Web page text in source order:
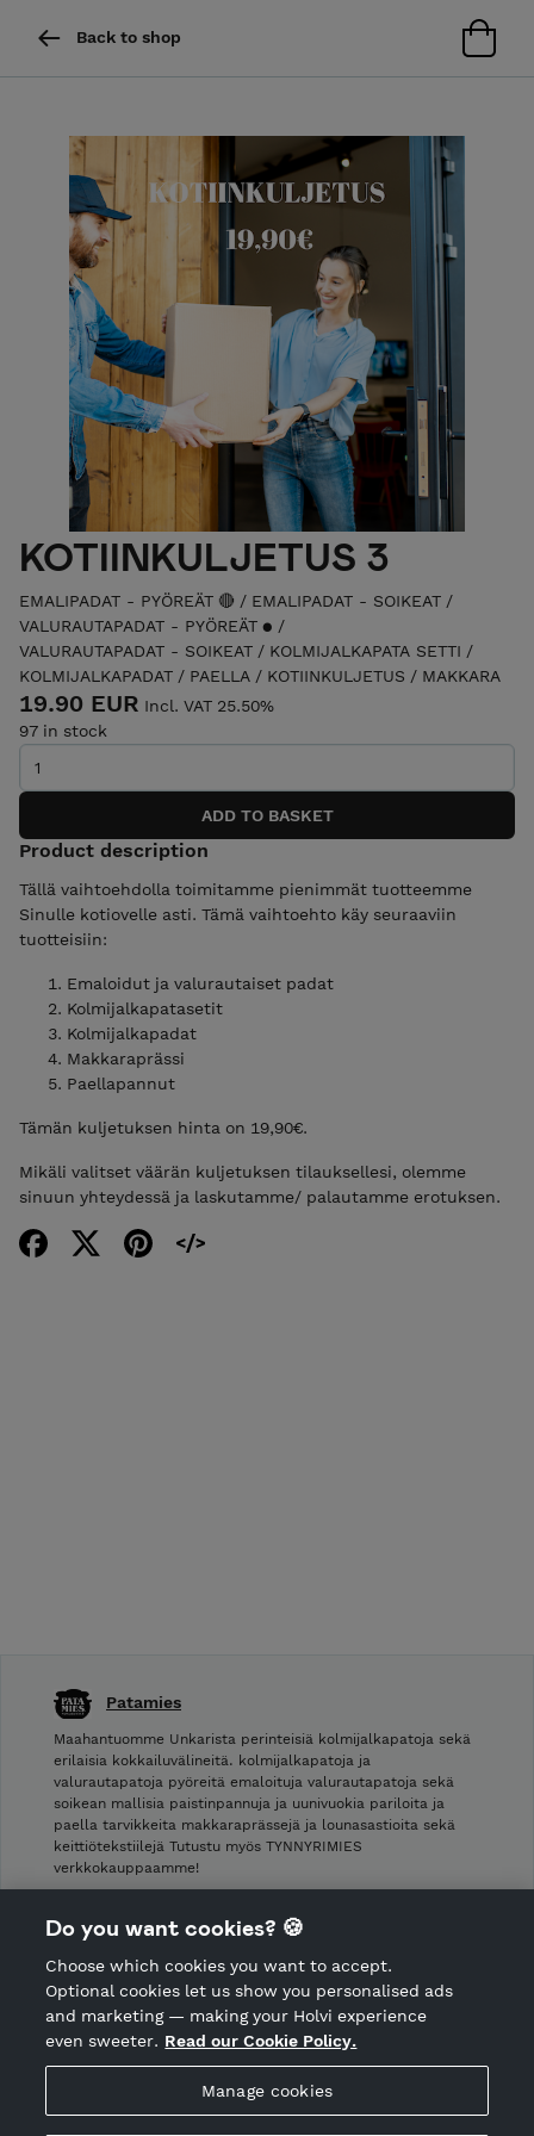
Back to shop
KOTIINKULJETUS 3
EMALIPADAT - PYÖREÄT 🔴 / EMALIPADAT - SOIKEAT /
VALURAUTAPADAT - PYÖREÄT ⚫️ /
VALURAUTAPADAT - SOIKEAT / KOLMIJALKAPATA SETTI /
KOLMIJALKAPADAT / PAELLA / KOTIINKULJETUS / MAKKARA
19.90 EUR Incl. VAT 25.50%
97 in stock
Product description
Tällä vaihtoehdolla toimitamme pienimmät tuotteemme
Sinulle kotiovelle asti. Tämä vaihtoehto käy seuraaviin
tuotteisiin:
Emaloidut ja valurautaiset padat
Kolmijalkapatasetit
Kolmijalkapadat
Makkaraprässi
Paellapannut
Tämän kuljetuksen hinta on 19,90€.
Mikäli valitset väärän kuljetuksen tilauksellesi, olemme
sinuun yhteydessä ja laskutamme/ palautamme erotuksen.
Hosted by Holvi
Holvi Payment Services Ltd is regulated by the Financial
Patamies
Maahantuomme Unkarista perinteisiä kolmijalkapatoja sekä
erilaisia kokkailuvälineitä. kolmijalkapatoja ja
valurautapatoja pyöreitä emaloituja valurautapatoja sekä
soikean mallisia paistinpannuja ja uunivuokia pariloita ja
paella tarvikkeita makkaraprässejä ja lounasastioita sekä
keittiötekstiilejä Tutustu myös TYNNYRIMIES
verkkokauppaamme!
Shop privacy policy
CANCEL ORDER
Do you want cookies? 🍪
Choose which cookies you want to accept.
Optional cookies let us show you personalised ads
and marketing — making your Holvi experience
even sweeter. Read our Cookie Policy.
Manage cookies